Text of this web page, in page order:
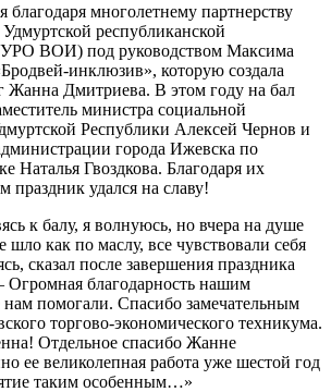
благодаря многолетнему партнерству
республиканской
ВОИ) под руководством Максима
инклюзив», которую создала
Жанна Дмитриева. В этом году на бал
министра социальной
Республики Алексей Чернов и
города Ижевска по
Наталья Гвоздкова. Благодаря их
праздник удался на славу!
к балу, я волнуюсь, но вчера на душе
шло как по маслу, все чувствовали себя
сказал после завершения праздника
благодарность нашим
нам помогали. Спасибо замечательным
торгово-экономического техникума.
Отдельное спасибо Жанне
ее великолепная работа уже шестой год
таким особенным…»